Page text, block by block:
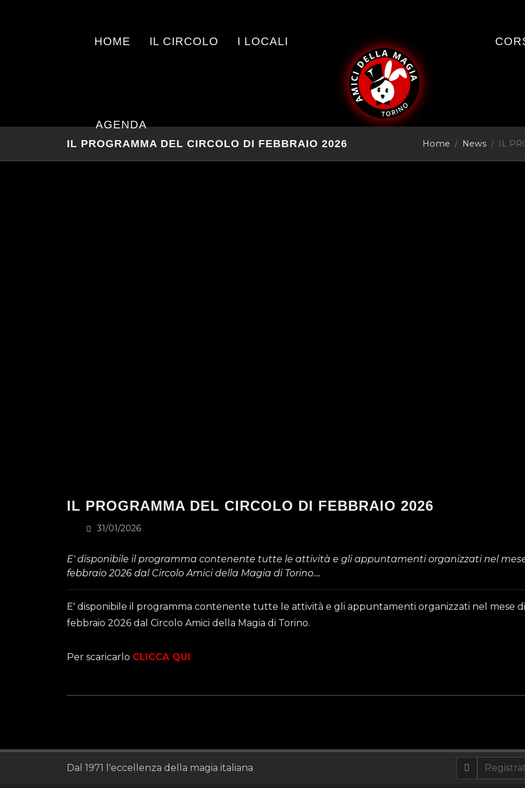
HOME IL CIRCOLO I LOCALI
AGENDA
IL PROGRAMMA DEL CIRCOLO DI FEBBRAIO 2026 Home News IL
IL PROGRAMMA DEL CIRCOLO DI FEBBRAIO 2026
31/01/2026
E' disponibile il programma contenente tutte le attività e gli appuntamenti organizzati nel
febbraio 2026 dal Circolo Amici della Magia di Torino....
E' disponibile il programma contenente tutte le attività e gli appuntamenti organizzati nel mese di
febbraio 2026 dal Circolo Amici della Magia di Torino.
Per scaricarlo CLICCA QUI
Dal 1971 l'eccellenza della magia italiana